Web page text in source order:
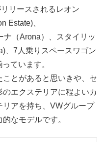
リースされるレオン
Estate)、
ナ（Arona）、スタイリッ
、7人乗りスペースワゴン
ています。
とがあると思いきや、セ
エクステリアに程よいカ
リアを持ち、VWグループ
なモデルです。